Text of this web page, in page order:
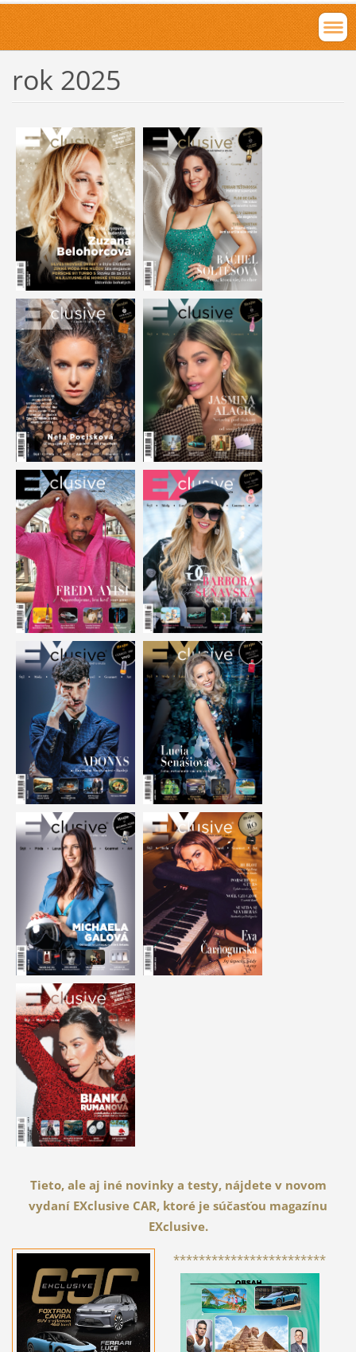
rok 2025
Tieto, ale aj iné novinky a testy, nájdete v novom
vydaní EXclusive CAR, ktoré je súčasťou magazínu
EXclusive.
************************